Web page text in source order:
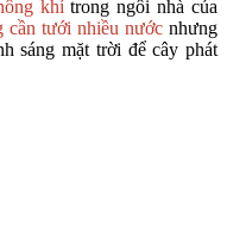
khítrong ngôi nhà của
cần tưới nhiều nướcnhưng
sáng mặt trời để cây phát